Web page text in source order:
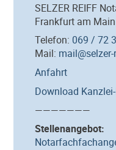
SELZER REIFF
Frankfurt am Main
Telefon: 069 / 72
Mail:
Anfahrt
Download
———————
Stellenangebot: